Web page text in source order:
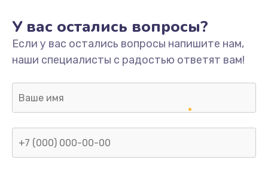
У вас остались вопросы?
Если у вас остались вопросы напишите нам,
наши специалисты с радостью ответят вам!